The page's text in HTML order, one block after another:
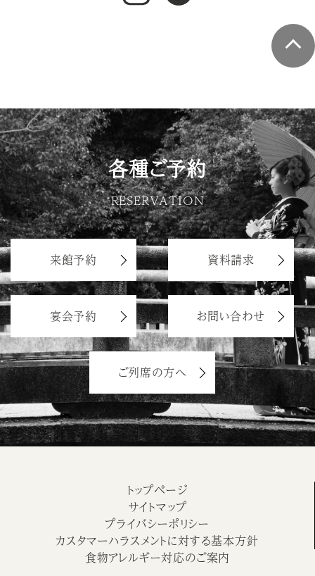
各種ご予約
RESERVATION
来館予約 資料請求
宴会予約 お問い合わせ
ご列席の方へ
トップページ
サイトマップ
プライバシーポリシー
カスタマーハラスメントに対する基本方針
食物アレルギー対応のご案内